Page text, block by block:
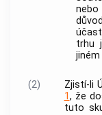
trhu
(2) Zjistí-li
1, že
tuto